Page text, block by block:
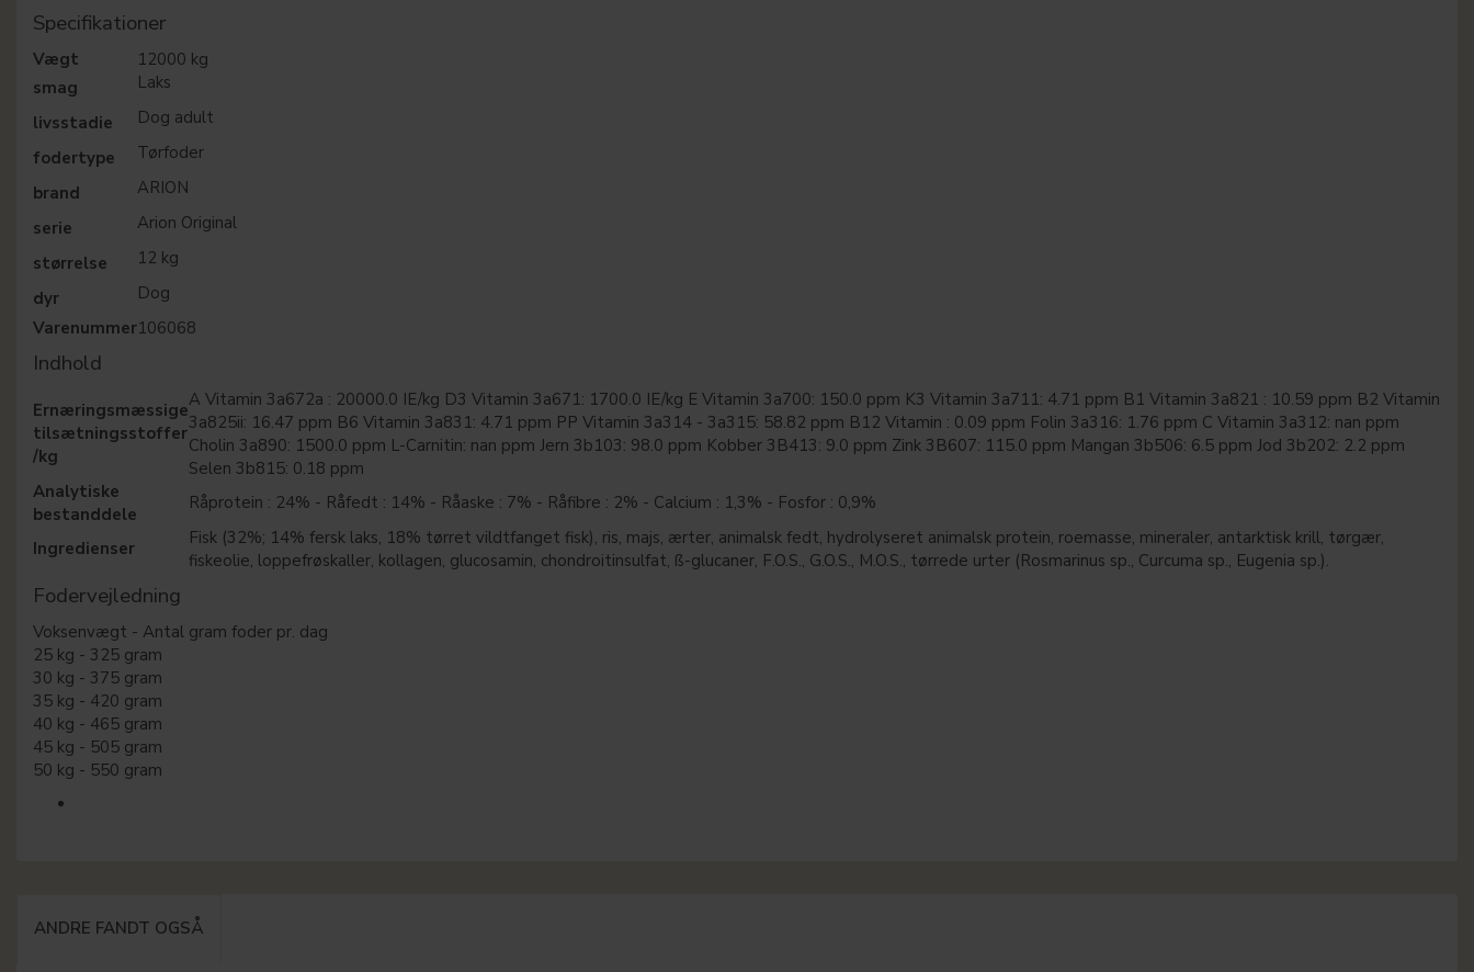
Specifikationer
Vægt
12000 kg
smag
Laks
livsstadie
Dog adult
fodertype
Tørfoder
brand
ARION
serie
Arion Original
størrelse
12 kg
dyr
Dog
Varenummer106068
Indhold
Ernæringsmæssige
tilsætningsstoffer
/kg
A Vitamin 3a672a : 20000.0 IE/kg D3 Vitamin 3a671: 1700.0 IE/kg E Vitamin 3a700: 150.0 ppm K3 Vitamin 3a711: 4.71 ppm B1 Vitamin 3a821 : 10.59 ppm B2 Vitamin
3a825ii: 16.47 ppm B6 Vitamin 3a831: 4.71 ppm PP Vitamin 3a314 - 3a315: 58.82 ppm B12 Vitamin : 0.09 ppm Folin 3a316: 1.76 ppm C Vitamin 3a312: nan ppm
Cholin 3a890: 1500.0 ppm L-Carnitin: nan ppm Jern 3b103: 98.0 ppm Kobber 3B413: 9.0 ppm Zink 3B607: 115.0 ppm Mangan 3b506: 6.5 ppm Jod 3b202: 2.2 ppm
Selen 3b815: 0.18 ppm
Analytiske
bestanddele
Råprotein : 24% - Råfedt : 14% - Råaske : 7% - Råfibre : 2% - Calcium : 1,3% - Fosfor : 0,9%
Ingredienser
Fisk (32%; 14% fersk laks, 18% tørret vildtfanget fisk), ris, majs, ærter, animalsk fedt, hydrolyseret animalsk protein, roemasse, mineraler, antarktisk krill, tørgær,
fiskeolie, loppefrøskaller, kollagen, glucosamin, chondroitinsulfat, ß-glucaner, F.O.S., G.O.S., M.O.S., tørrede urter (Rosmarinus sp., Curcuma sp., Eugenia sp.).
Fodervejledning
Voksenvægt - Antal gram foder pr. dag
25 kg - 325 gram
30 kg - 375 gram
35 kg - 420 gram
40 kg - 465 gram
45 kg - 505 gram
50 kg - 550 gram
ANDRE FANDT OGSÅ